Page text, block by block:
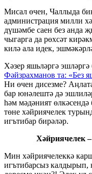
Мисал өчен, Чаллыда
администрация милли
дүшәмбе саен без анда
чыгарга да рөхсәт
килә ала идек,
Хәзер яшьләргә
Фәйзрахманов та: «Без
Ни өчен дисезме?
бар юнәлештә дә
һәм мәдәният
төне хәйриячелек
игътибар бирәләр.
Хәйриячелек
Мин хәйриячелеккә
игътибарсыз калдырып,